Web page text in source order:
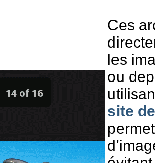
Ces
les
ou
site